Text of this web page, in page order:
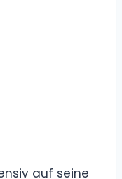
auf seine